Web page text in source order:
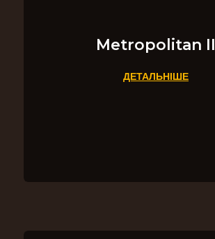
Metropolitan II
ДЕТАЛЬНІШЕ